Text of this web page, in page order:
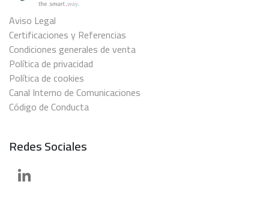
Aviso Legal
Certificaciones y Referencias
Condiciones generales de venta
Política de privacidad
Política de cookies
Canal Interno de Comunicaciones
Código de Conducta
Redes Sociales